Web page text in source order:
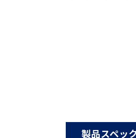
製品スペッ